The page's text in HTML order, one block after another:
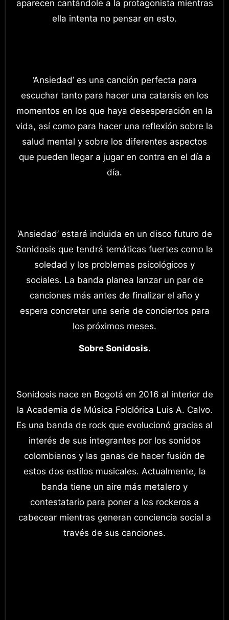
aparecen cantándole a la protagonista mientras
ella intenta no pensar en esto.
‘Ansiedad’ es una canción perfecta para
escuchar tanto para hacer una catarsis en los
momentos en los que haya desesperación en la
vida, así como para hacer una reflexión sobre la
salud mental y sobre los diferentes aspectos
que pueden llegar a jugar en contra en el día a
día.
‘Ansiedad’ estará incluida en un disco futuro de
Sonidosis que tendrá temáticas fuertes como la
soledad y los problemas psicológicos y
sociales. La banda planea lanzar un par de
canciones más antes de finalizar el año y
espera concretar una serie de conciertos para
los próximos meses.
Sobre Sonidosis.
Sonidosis nace en Bogotá en 2016 al interior de
la Academia de Música Folclórica Luis A. Calvo.
Es una banda de rock que evolucionó gracias al
interés de sus integrantes por los sonidos
colombianos y las ganas de hacer fusión de
estos dos estilos musicales. Actualmente, la
banda tiene un aire más metalero y
contestatario para poner a los rockeros a
cabecear mientras generan conciencia social a
través de sus canciones.